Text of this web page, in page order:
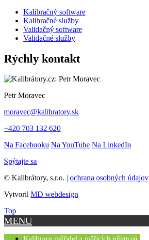
Kalibračný software
Kalibračné služby
Validačný software
Validačné služby
Rýchly kontakt
Petr Moravec
moravec@kalibratory.sk
+420 703 132 620
Na Facebooku Na YouTube Na LinkedIn
Spýtajte sa
© Kalibrátory, s.r.o. | ochrana osobných údajov
Vytvoril MD webdesign
Top
MENU